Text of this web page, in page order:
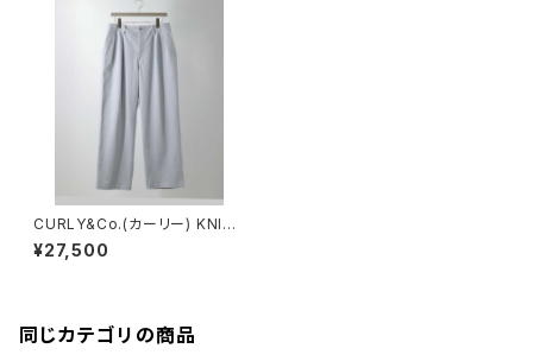
CURLY&Co.(カーリー) KNIT
DENIM 2 TUCK EZ WIDE SL
ACKS
¥27,500
同じカテゴリの商品